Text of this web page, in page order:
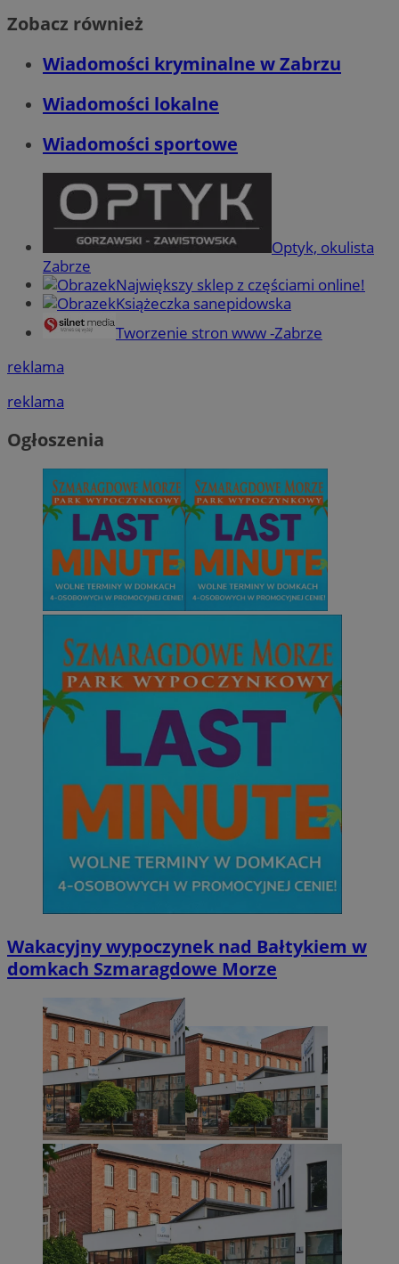
Zobacz również
Wiadomości kryminalne w Zabrzu
Wiadomości lokalne
Wiadomości sportowe
Optyk, okulista
Zabrze
Największy sklep z częściami online!
Książeczka sanepidowska
Tworzenie stron www -Zabrze
reklama
reklama
Ogłoszenia
Wakacyjny wypoczynek nad Bałtykiem w
domkach Szmaragdowe Morze